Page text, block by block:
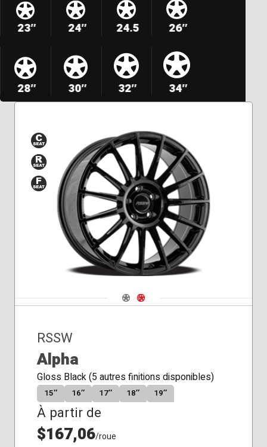
23″ 24″ 24.5 26″
28″ 30″ 32″ 34″
Siège
conique
Siège
Siège
Navigate 1
Navigate 2
RSSW
Alpha
Gloss Black (5 autres finitions disponibles)
15″ 16″ 17″ 18″ 19″
À partir de
$167,06/roue